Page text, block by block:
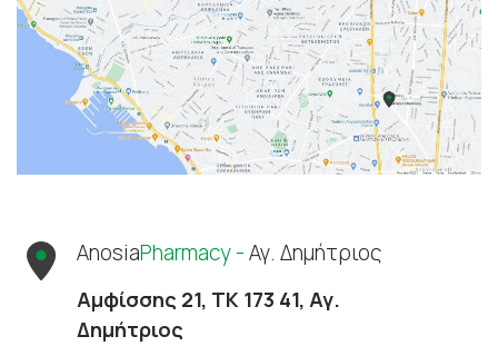
AnosiaPharmacy -Αγ. Δημήτριος
Αμφίσσης 21, ΤΚ 173 41, Αγ.
Δημήτριος